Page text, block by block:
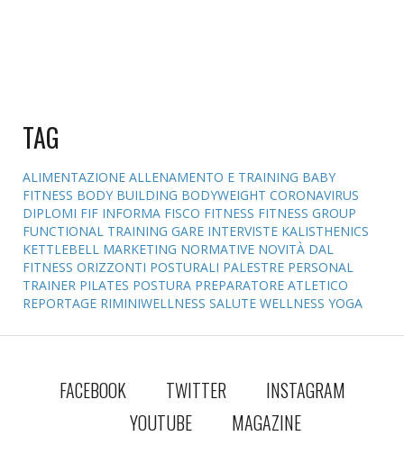
TAG
ALIMENTAZIONE ALLENAMENTO E TRAINING BABY
FITNESS BODY BUILDING BODYWEIGHT CORONAVIRUS
DIPLOMI FIF INFORMA FISCO FITNESS FITNESS GROUP
FUNCTIONAL TRAINING GARE INTERVISTE KALISTHENICS
KETTLEBELL MARKETING NORMATIVE NOVITÀ DAL
FITNESS ORIZZONTI POSTURALI PALESTRE PERSONAL
TRAINER PILATES POSTURA PREPARATORE ATLETICO
REPORTAGE RIMINIWELLNESS SALUTE WELLNESS YOGA
FACEBOOK TWITTER
INSTAGRAM
YOUTUBE
MAGAZINE